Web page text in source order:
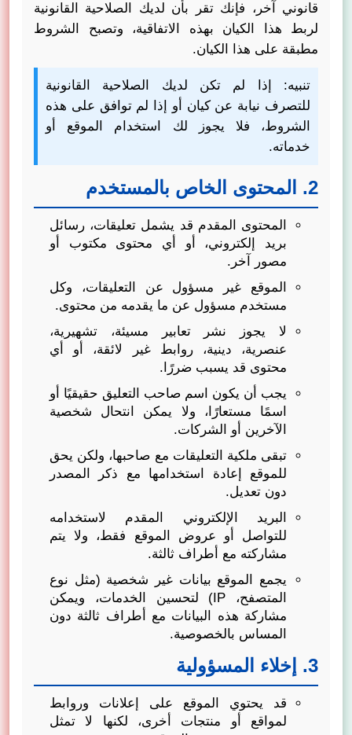
قانوني آخر، فإنك تقر بأن لديك الصلاحية القانونية
لربط هذا الكيان بهذه الاتفاقية، وتصبح الشروط
مطبقة على هذا الكيان.
تنبيه: إذا لم تكن لديك الصلاحية القانونية
للتصرف نيابة عن كيان أو إذا لم توافق على هذه
الشروط، فلا يجوز لك استخدام الموقع أو
خدماته.
2. المحتوى الخاص بالمستخدم
المحتوى المقدم قد يشمل تعليقات، رسائل
بريد إلكتروني، أو أي محتوى مكتوب أو
مصور آخر.
الموقع غير مسؤول عن التعليقات، وكل
مستخدم مسؤول عن ما يقدمه من محتوى.
لا يجوز نشر تعابير مسيئة، تشهيرية،
عنصرية، دينية، روابط غير لائقة، أو أي
محتوى قد يسبب ضررًا.
يجب أن يكون اسم صاحب التعليق حقيقيًا أو
اسمًا مستعارًا، ولا يمكن انتحال شخصية
الآخرين أو الشركات.
تبقى ملكية التعليقات مع صاحبها، ولكن يحق
للموقع إعادة استخدامها مع ذكر المصدر
دون تعديل.
البريد الإلكتروني المقدم لاستخدامه
للتواصل أو عروض الموقع فقط، ولا يتم
مشاركته مع أطراف ثالثة.
يجمع الموقع بيانات غير شخصية (مثل نوع
المتصفح، IP) لتحسين الخدمات، ويمكن
مشاركة هذه البيانات مع أطراف ثالثة دون
المساس بالخصوصية.
3. إخلاء المسؤولية
قد يحتوي الموقع على إعلانات وروابط
لمواقع أو منتجات أخرى، لكنها لا تمثل